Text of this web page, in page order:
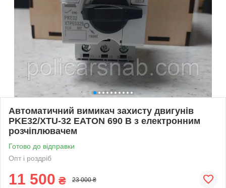
Автоматичний вимикач захисту двигунів
PKE32/XTU-32 EATON 690 В з електронним
розчіплювачем
Готово до відправки
Опт і роздріб
11 500 ₴ 23 000 ₴